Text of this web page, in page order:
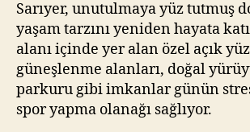
Sarıyer, unutulmaya yüz tutmuş
yaşam tarzını yeniden hayata
alanı içinde yer alan özel açık
güneşlenme alanları, doğal
parkuru gibi imkanlar günün
spor yapma olanağı sağlıyor.